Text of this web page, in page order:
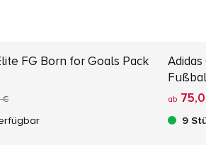
FG Born for Goals Pack
€ ab
9